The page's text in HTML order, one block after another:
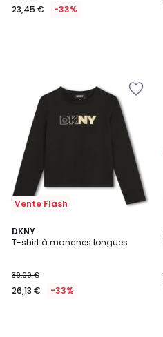
23,45 € -33%
Vente Flash
DKNY
T-shirt à manches longues
39,00 €
26,13 € -33%